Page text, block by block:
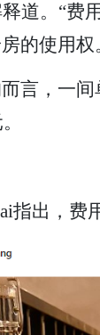
道。“费
的使用权
言，一
指出，费